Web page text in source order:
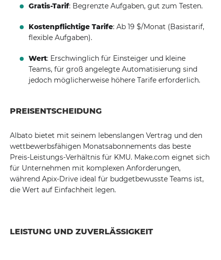
Gratis-Tarif: Begrenzte Aufgaben, gut zum Testen.
Kostenpflichtige Tarife: Ab 19 $/Monat (Basistarif,
flexible Aufgaben).
Wert: Erschwinglich für Einsteiger und kleine
Teams, für groß angelegte Automatisierung sind
jedoch möglicherweise höhere Tarife erforderlich.
PREISENTSCHEIDUNG
Albato bietet mit seinem lebenslangen Vertrag und den
wettbewerbsfähigen Monatsabonnements das beste
Preis-Leistungs-Verhältnis für KMU. Make.com eignet sich
für Unternehmen mit komplexen Anforderungen,
während Apix-Drive ideal für budgetbewusste Teams ist,
die Wert auf Einfachheit legen.
LEISTUNG UND ZUVERLÄSSIGKEIT